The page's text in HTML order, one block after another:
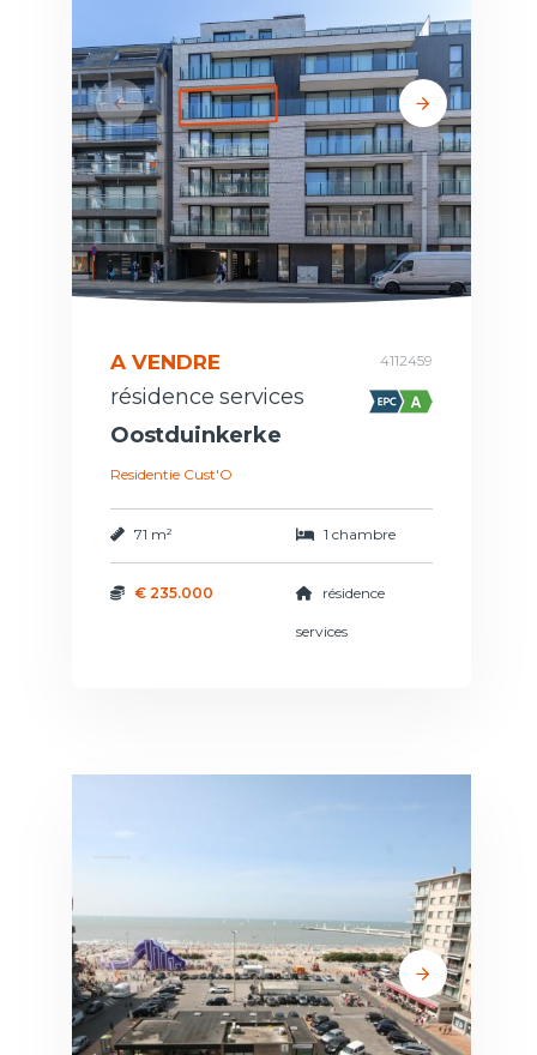
A VENDRE 4112459
résidence services
Oostduinkerke
Residentie Cust'O
71 m² 1 chambre
€ 235.000 résidence
services